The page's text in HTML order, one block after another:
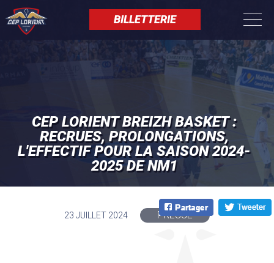
au
contenu
principal
BILLETTERIE
CEP LORIENT BREIZH BASKET :
RECRUES, PROLONGATIONS,
L'EFFECTIF POUR LA SAISON 2024-
2025 DE NM1
23 JUILLET 2024 PRESSE
Panneau de gestion des cookies